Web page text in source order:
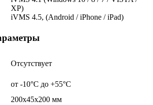
XP)
iVMS 4.5, (Android / iPhone / iPad)
Отсутствует
от -10°C до +55°C
200x45x200 мм